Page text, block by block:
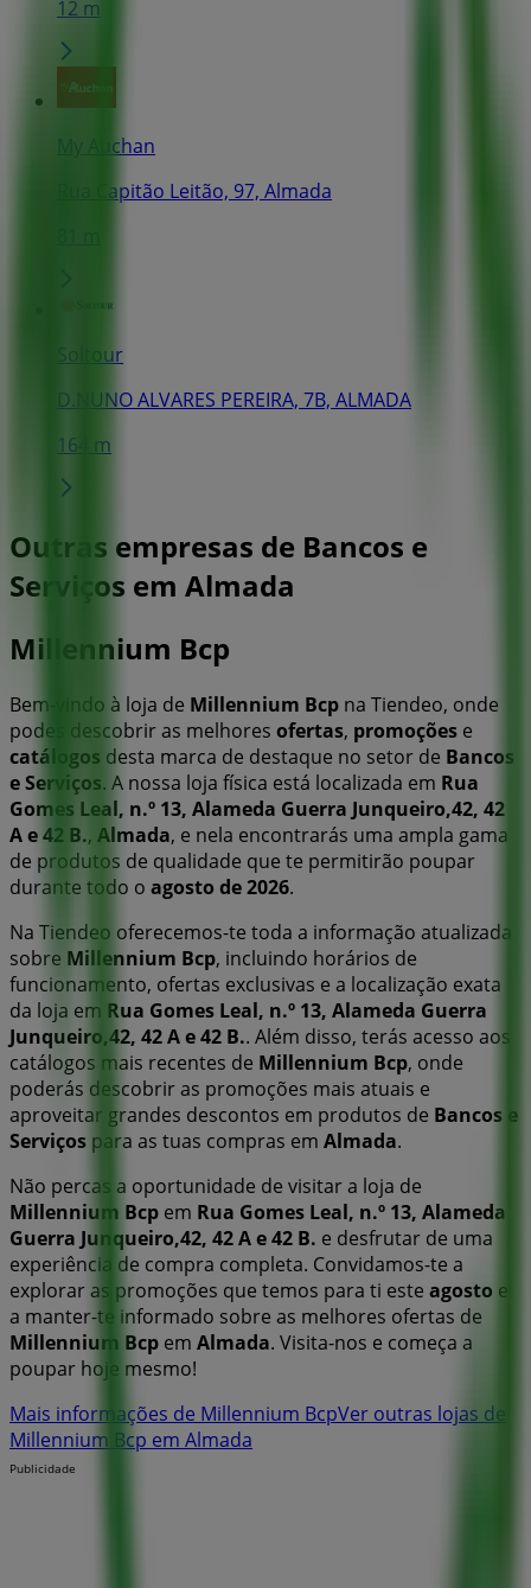
12 m
My Auchan
Rua Capitão Leitão, 97, Almada
Soltour
D.NUNO ALVARES PEREIRA, 7B, ALMADA
164 m
Outras empresas de Bancos e
Serviços em Almada
Millennium Bcp
Bem-vindo à loja de Millennium Bcp na Tiendeo, onde
podes descobrir as melhores ofertas, promoções e
catálogos desta marca de destaque no setor de Bancos
e Serviços. A nossa loja física está localizada em Rua
Gomes Leal, n.º 13, Alameda Guerra Junqueiro,42, 42
A e 42 B., Almada, e nela encontrarás uma ampla gama
de produtos de qualidade que te permitirão poupar
durante todo o agosto de 2026.
Na Tiendeo oferecemos-te toda a informação atualizada
sobre Millennium Bcp, incluindo horários de
funcionamento, ofertas exclusivas e a localização exata
da loja em Rua Gomes Leal, n.º 13, Alameda Guerra
Junqueiro,42, 42 A e 42 B.. Além disso, terás acesso aos
catálogos mais recentes de Millennium Bcp, onde
poderás descobrir as promoções mais atuais e
aproveitar grandes descontos em produtos de Bancos e
Serviços para as tuas compras em Almada.
Não percas a oportunidade de visitar a loja de
Millennium Bcp em Rua Gomes Leal, n.º 13, Alameda
Guerra Junqueiro,42, 42 A e 42 B. e desfrutar de uma
experiência de compra completa. Convidamos-te a
explorar as promoções que temos para ti este agosto e
a manter-te informado sobre as melhores ofertas de
Millennium Bcp em Almada. Visita-nos e começa a
poupar hoje mesmo!
Mais informações de Millennium BcpVer outras lojas de
Millennium Bcp em Almada
Publicidade